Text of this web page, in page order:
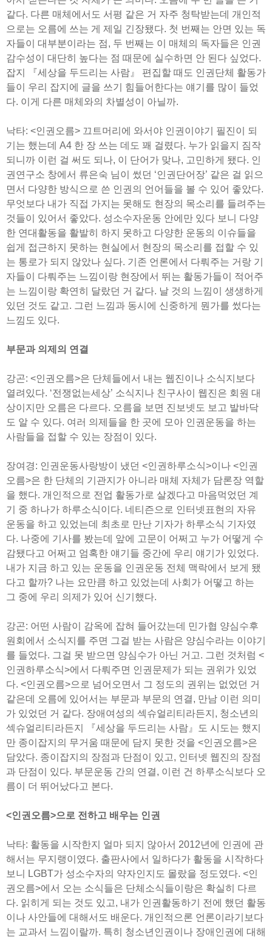
같다. 다른 매체에서도 서평 같은 거 자주 청탁받는데 개인적
으로는 오름에 쓰는 게 제일 긴장됐다. 첫 번째는 안면 있는 독
자들이 대부분이라는 점, 두 번째는 이 매체의 독자들은 인권
감수성이 대단히 높다는 점 때문에 실수하면 안 된다 싶었다.
잡지 『세상을 두드리는 사람』 편집할 때도 인권단체 활동가
들이 우리 잡지에 글을 쓰기 힘들어한다는 얘기를 많이 들었
다. 이게 다른 매체와의 차별성이 아닐까.
낙타: <인권오름> 끄트머리에 와서야 인권이야기 필진이 되
기는 했는데 A4 한 장 쓰는 데도 꽤 걸렸다. 누가 읽을지 짐작
되니까 이런 걸 써도 되나, 이 단어가 맞나, 고민하게 됐다. 인
권연구소 창에서 류은숙 님이 썼던 ‘인권단어장’ 같은 걸 읽으
면서 다양한 방식으로 쓴 인권의 언어들을 볼 수 있어 좋았다.
무엇보다 내가 직접 가지는 못해도 현장의 목소리를 들려주는
것들이 있어서 좋았다. 성소수자운동 안에만 있다 보니 다양
한 연대활동을 활발히 하지 못하고 다양한 운동의 이슈들을
쉽게 접근하지 못하는 현실에서 현장의 목소리를 접할 수 있
는 통로가 되지 않았나 싶다. 기존 언론에서 다뤄주는 거랑 기
자들이 다뤄주는 느낌이랑 현장에서 뛰는 활동가들이 적어주
는 느낌이랑 확연히 달랐던 거 같다. 날 것의 느낌이 생생하게
있던 것도 같고. 그런 느낌과 동시에 신중하게 뭔가를 썼다는
느낌도 있다.
부문과 의제의 연결
강곤: <인권오름>은 단체들에서 내는 웹진이나 소식지보다
열려있다. ‘전쟁없는세상’ 소식지나 친구사이 웹진은 회원 대
상이지만 오름은 다르다. 오름을 보면 진보넷도 보고 발바닥
도 알 수 있다. 여러 의제들을 한 곳에 모아 인권운동을 하는
사람들을 접할 수 있는 장점이 있다.
장여경: 인권운동사랑방이 냈던 <인권하루소식>이나 <인권
오름>은 한 단체의 기관지가 아니라 매체 자체가 담론장 역할
을 했다. 개인적으로 전업 활동가로 살겠다고 마음먹었던 계
기 중 하나가 하루소식이다. 네티즌으로 인터넷표현의 자유
운동을 하고 있었는데 최초로 만난 기자가 하루소식 기자였
다. 나중에 기사를 봤는데 앞에 고문이 어쩌고 누가 어떻게 수
감됐다고 어쩌고 엄혹한 얘기들 중간에 우리 얘기가 있었다.
내가 지금 하고 있는 운동을 인권운동 전체 맥락에서 보게 됐
다고 할까? 나는 요만큼 하고 있었는데 사회가 어떻고 하는
그 중에 우리 의제가 있어 신기했다.
강곤: 어떤 사람이 감옥에 잡혀 들어갔는데 민가협 양심수후
원회에서 소식지를 주면 그걸 받는 사람은 양심수라는 이야기
를 들었다. 그걸 못 받으면 양심수가 아닌 거고. 그런 것처럼 <
인권하루소식>에서 다뤄주면 인권문제가 되는 권위가 있었
다. <인권오름>으로 넘어오면서 그 정도의 권위는 없었던 거
같은데 오름에 있어서는 부문과 부문의 연결, 만남 이런 의미
가 있었던 거 같다. 장애여성의 섹슈얼리티라든지, 청소년의
섹슈얼리티라든지 『세상을 두드리는 사람』도 시도는 했지
만 종이잡지의 무거움 때문에 담지 못한 것을 <인권오름>은
담았다. 종이잡지의 장점과 단점이 있고, 인터넷 웹진의 장점
과 단점이 있다. 부문운동 간의 연결, 이런 건 하루소식보다 오
름이 더 뛰어났다고 본다.
<인권오름>으로 전하고 배우는 인권
낙타: 활동을 시작한지 얼마 되지 않아서 2012년에 인권에 관
해서는 무지랭이였다. 출판사에서 일하다가 활동을 시작하다
보니 LGBT가 성소수자의 약자인지도 몰랐을 정도였다. <인
권오름>에서 오는 소식들은 단체소식들이랑은 확실히 다르
다. 읽히게 되는 것도 있고, 내가 인권활동하기 전에 했던 활동
이나 사안들에 대해서도 배운다. 개인적으론 언론이라기보다
는 교과서 느낌이랄까. 특히 청소년인권이나 장애인권에 대해